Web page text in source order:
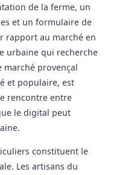
de la ferme, un
et un formulaire de
rapport au marché en
urbaine qui recherche
marché provençal
et populaire, est
rencontre entre
le digital peut
constituent le
Les artisans du